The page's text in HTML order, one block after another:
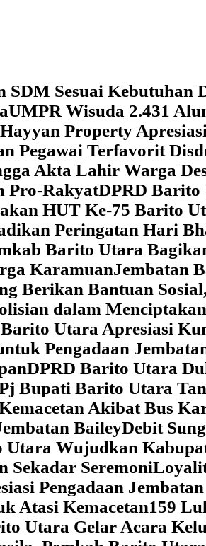
Sesuai Kebutuhan
UMPR Wisuda 2.431
Hayyan Property
Pegawai Terfavorit
Akta Lahir Warga
Pro-RakyatDPRD Barito
HUT Ke-75 Barito
Peringatan Hari
Barito Utara
KaramuanJembatan
Berikan Bantuan
dalam
Utara Apresiasi
Pengadaan
DPRD Barito Utara
Bupati Barito Utara
Akibat Bus
BaileyDebit
Wujudkan
Sekadar Seremoni
Pengadaan
Atasi Kemacetan159
Utara Gelar Acara